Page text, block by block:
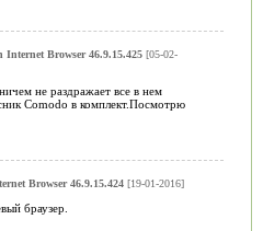
Internet Browser 46.9.15.425[05-02-
не раздражает все в нем
Comodo в комплект.Посмотрю
Browser 46.9.15.424[19-01-2016]
браузер.